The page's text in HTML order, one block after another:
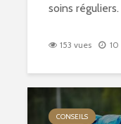
soins
153 vues
CONSEILS